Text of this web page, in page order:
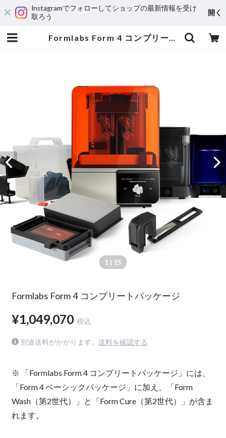
Instagramでフォローしてショップの最新情報を受け
取ろう
開く
Formlabs Form 4 コンプリートパッケージ | 3DPRINTER SHOP id.arts
1 | 15
Formlabs Form 4 コンプリートパッケージ
¥1,049,070 税込
別途送料がかかります。 送料を確認する
※ 「Formlabs Form 4 コンプリートパッケージ」には、
「Form 4 ベーシックパッケージ」に加え、「Form
Wash（第2世代）」と「Form Cure（第2世代）」が含ま
れます。